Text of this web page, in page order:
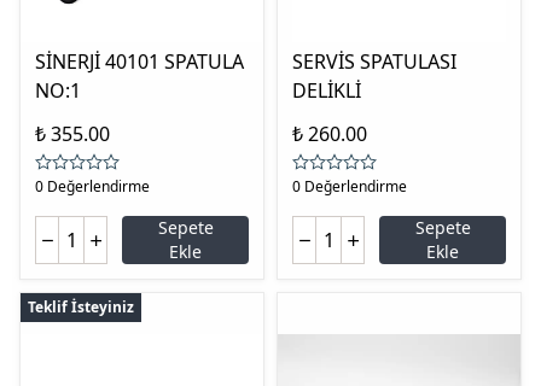
SİNERJİ 40101 SPATULA
NO:1
₺ 355.00
0 Değerlendirme
Sepete
Ekle
SERVİS SPATULASI
DELİKLİ
₺ 260.00
0 Değerlendirme
Sepete
Ekle
Teklif İsteyiniz